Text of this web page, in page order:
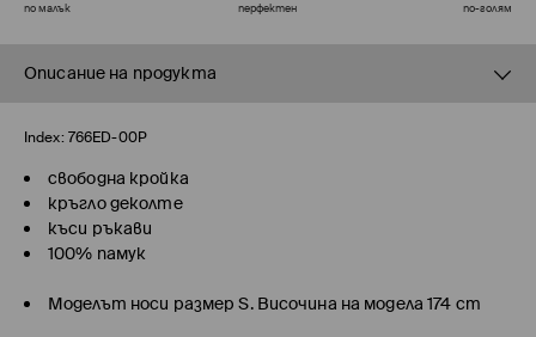
по малък перфектен по-голям
Описание на продукта
Index: 766ED-00P
свободна кройка
кръгло деколте
къси ръкави
100% памук
Моделът носи размер S. Височина на модела 174 cm